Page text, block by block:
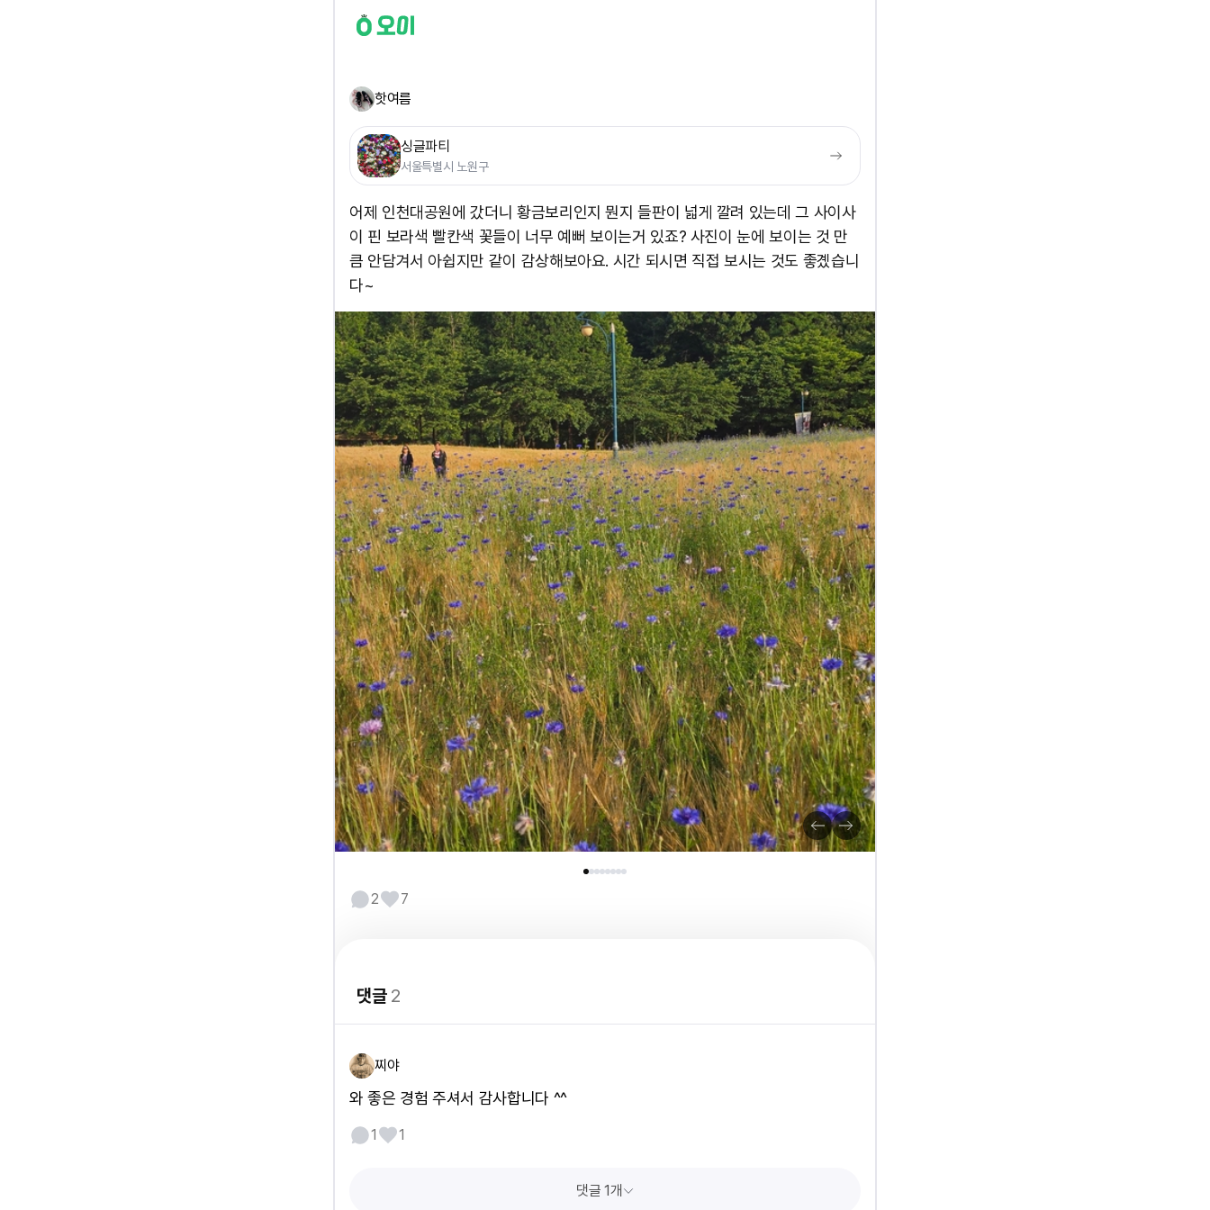
핫여름
싱글파티
서울특별시 노원구
어제 인천대공원에 갔더니 황금보리인지 뭔지 들판이 넓게 깔려 있는데 그 사이사
이 핀 보라색 빨칸색 꽃들이 너무 예뻐 보이는거 있죠? 사진이 눈에 보이는 것 만
큼 안담겨서 아쉽지만 같이 감상해보아요. 시간 되시면 직접 보시는 것도 좋곘습니
다~
2 7
댓글2
찌야
와 좋은 경험 주셔서 감사합니다 ^^
1 1
댓글 1개